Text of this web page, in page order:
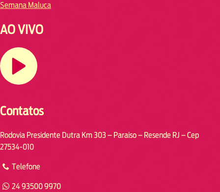
Semana Maluca
AO VIVO
Contatos
Rodovia Presidente Dutra Km 303 – Paraiso – Resende RJ – Cep
27534-010
Telefone
24 93500 9970